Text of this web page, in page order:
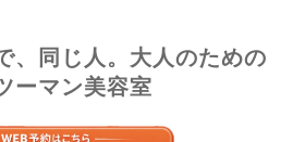
、同じ人。大人のための
ーマン美容室